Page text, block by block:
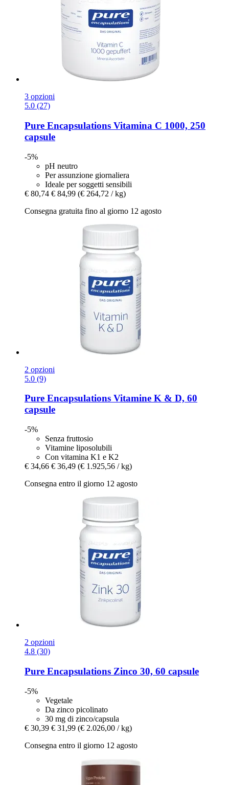
3 opzioni
5.0 (27)
Pure Encapsulations Vitamina C 1000, 250
capsule
-5%
pH neutro
Per assunzione giornaliera
Ideale per soggetti sensibili
€ 80,74 € 84,99 (€ 264,72 / kg)
Consegna gratuita fino al giorno 12 agosto
2 opzioni
5.0 (9)
Pure Encapsulations Vitamine K & D, 60
capsule
-5%
Senza fruttosio
Vitamine liposolubili
Con vitamina K1 e K2
€ 34,66 € 36,49 (€ 1.925,56 / kg)
Consegna entro il giorno 12 agosto
2 opzioni
4.8 (30)
Pure Encapsulations Zinco 30, 60 capsule
-5%
Vegetale
Da zinco picolinato
30 mg di zinco/capsula
€ 30,39 € 31,99 (€ 2.026,00 / kg)
Consegna entro il giorno 12 agosto